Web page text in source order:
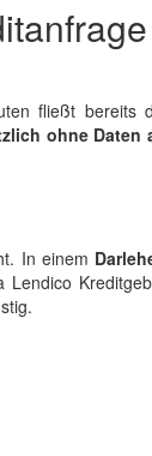
fließt bereits
ohne Daten
In einem
Lendico